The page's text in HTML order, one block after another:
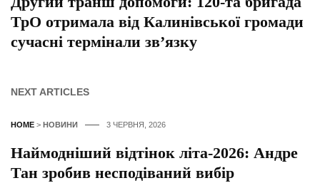
ТрО отримала від Калинівської громади
сучасні термінали зв’язку
NEXT ARTICLES
HOME > НОВИНИ 3 ЧЕРВНЯ, 2026
Наймодніший відтінок літа-2026: Андре
Тан зробив несподіваний вибір